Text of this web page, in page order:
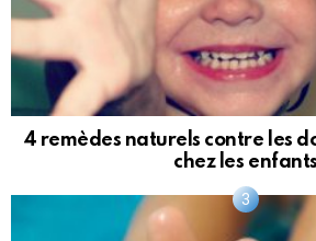
4 remèdes naturels contre les
chez les enfants